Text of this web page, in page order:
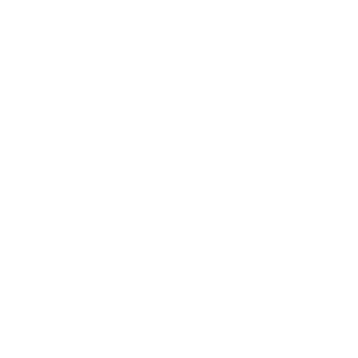
Balança